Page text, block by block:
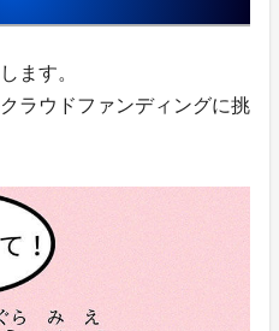
ます。
ラウドファンディングに挑